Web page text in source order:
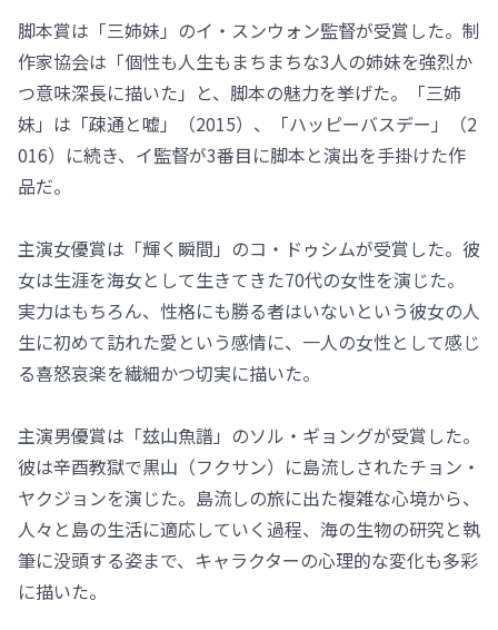
脚本賞は「三姉妹」のイ・スンウォン監督が受賞した。制
作家協会は「個性も人生もまちまちな3人の姉妹を強烈か
つ意味深長に描いた」と、脚本の魅力を挙げた。「三姉
妹」は「疎通と嘘」（2015）、「ハッピーバスデー」（2
016）に続き、イ監督が3番目に脚本と演出を手掛けた作
品だ。
主演女優賞は「輝く瞬間」のコ・ドゥシムが受賞した。彼
女は生涯を海女として生きてきた70代の女性を演じた。
実力はもちろん、性格にも勝る者はいないという彼女の人
生に初めて訪れた愛という感情に、一人の女性として感じ
る喜怒哀楽を繊細かつ切実に描いた。
主演男優賞は「玆山魚譜」のソル・ギョングが受賞した。
彼は辛酉教獄で黒山（フクサン）に島流しされたチョン・
ヤクジョンを演じた。島流しの旅に出た複雑な心境から、
人々と島の生活に適応していく過程、海の生物の研究と執
筆に没頭する姿まで、キャラクターの心理的な変化も多彩
に描いた。